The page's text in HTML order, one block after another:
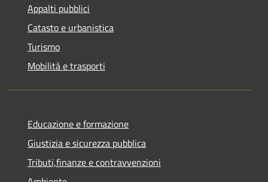
Appalti pubblici
Catasto e urbanistica
Turismo
Mobilità e trasporti
Educazione e formazione
Giustizia e sicurezza pubblica
Tributi,finanze e contravvenzioni